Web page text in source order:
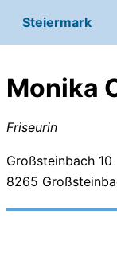
Steiermark
Monika
Friseurin
Großsteinbach 10
8265